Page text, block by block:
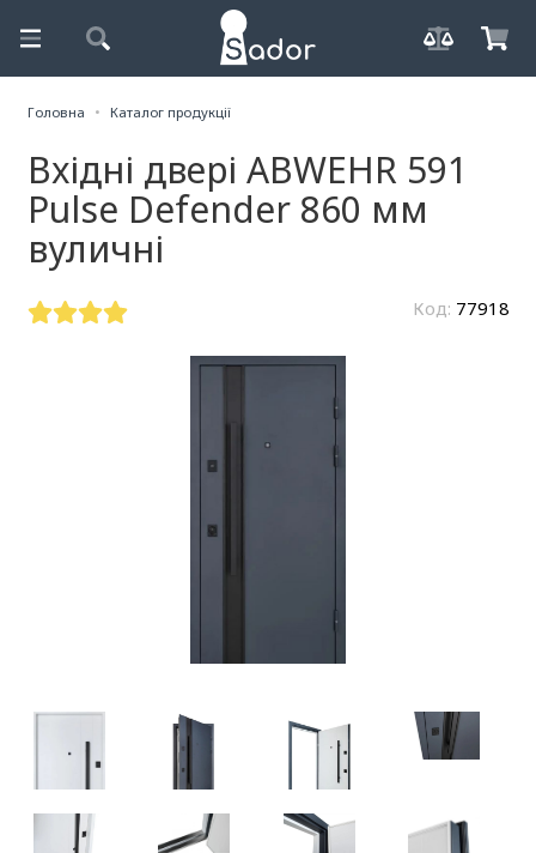
Головна Каталог продукції
Вхідні двері ABWEHR 591
Pulse Defender 860 мм
вуличні
Код: 77918